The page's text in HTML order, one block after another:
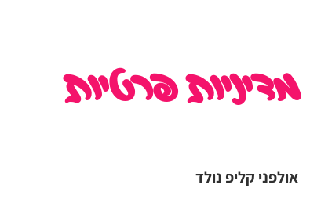
מדיניות פרטיות
אולפני קליפ נולד